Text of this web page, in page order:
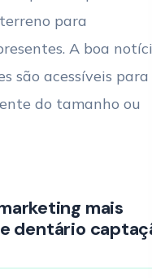
para
A boa
são acessíveis para
do tamanho ou
mais
dentário